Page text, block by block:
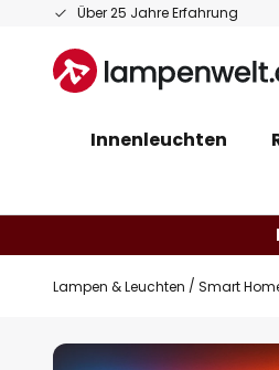
Über 25 Jahre Erfahrung
Zum
springen
Innenleuchten
Lampen & Leuchten Smart
Zum